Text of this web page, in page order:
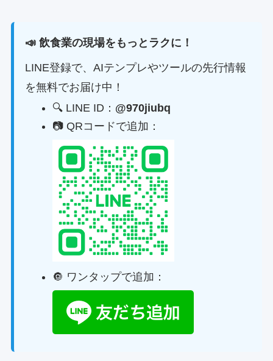
📣 飲食業の現場をもっとラクに！
LINE登録で、AIテンプレやツールの先行情報
を無料でお届け中！
🔍 LINE ID： @970jiubq
📷 QRコードで追加：
🔘 ワンタップで追加：